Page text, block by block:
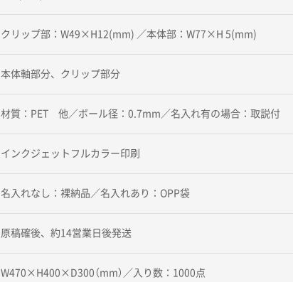
クリップ部：W49×H12(mm) ／本体部：W77×H 5(mm)
本体軸部分、クリップ部分
材質：PET 他／ボール径：0.7mm／名入れ有の場合：取説付
インクジェットフルカラー印刷
名入れなし：裸納品／名入れあり：OPP袋
原稿確後、約14営業日後発送
W470×H400×D300（mm）／入り数：1000点